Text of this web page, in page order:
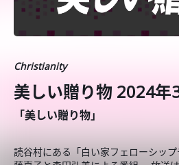
Christianity
美しい贈り物 2024年
「美しい贈り物」
読谷村にある「白い家フェローシッ